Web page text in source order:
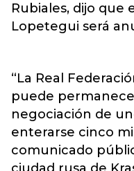
Rubiales, dijo que
Lopetegui será
“La Real
puede
negociación de
enterarse cinco
comunicado